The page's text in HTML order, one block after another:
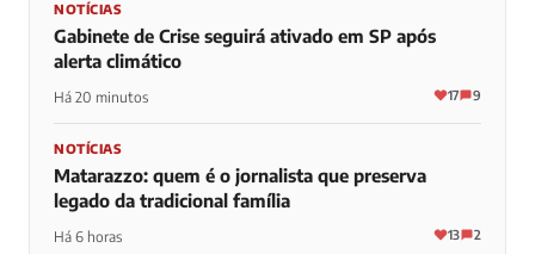
NOTÍCIAS
Gabinete de Crise seguirá ativado em SP após
alerta climático
Há 20 minutos 17 9
NOTÍCIAS
Matarazzo: quem é o jornalista que preserva
legado da tradicional família
Há 6 horas 13 2